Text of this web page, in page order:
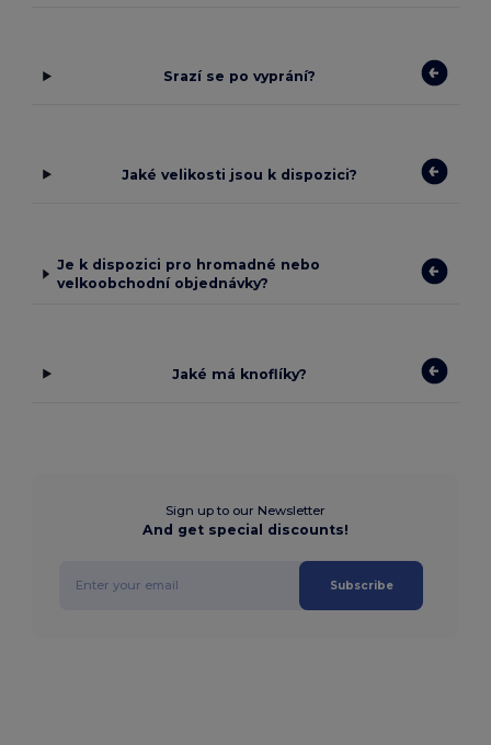
Srazí se po vyprání?
Jaké velikosti jsou k dispozici?
Je k dispozici pro hromadné nebo
velkoobchodní objednávky?
Jaké má knoflíky?
Sign up to our Newsletter
And get special discounts!
Subscribe